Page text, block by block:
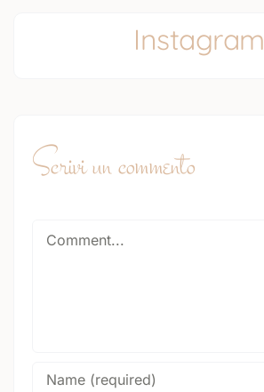
Instagram
Scrivi un commento
Comment